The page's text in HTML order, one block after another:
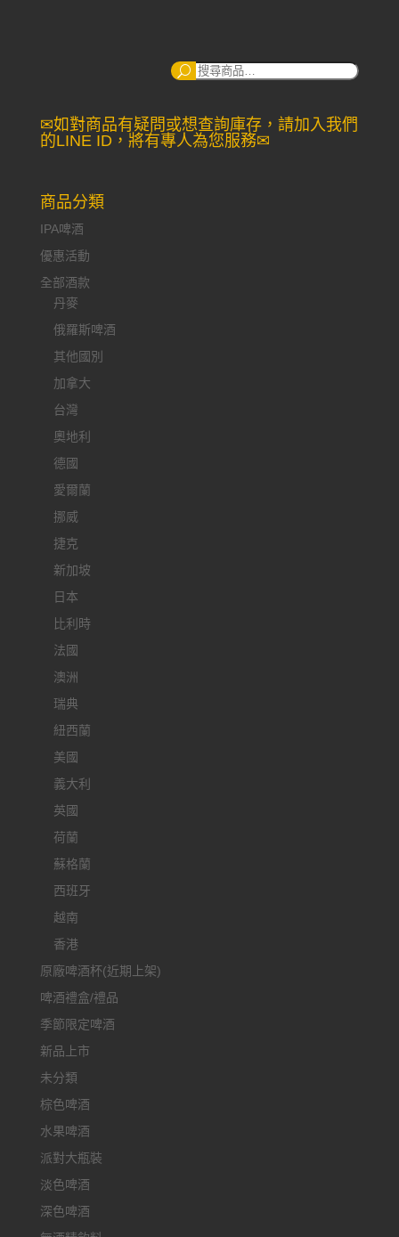
搜
✉如對商品有疑問或想查詢庫存，請加入我們
的LINE ID，將有專人為您服務✉
商品分類
IPA啤酒
優惠活動
全部酒款
丹麥
俄羅斯啤酒
其他國別
加拿大
台灣
奧地利
德國
愛爾蘭
挪威
捷克
新加坡
日本
比利時
法國
澳洲
瑞典
紐西蘭
美國
義大利
英國
荷蘭
蘇格蘭
西班牙
越南
香港
原廠啤酒杯(近期上架)
啤酒禮盒/禮品
季節限定啤酒
新品上市
未分類
棕色啤酒
水果啤酒
派對大瓶裝
淡色啤酒
深色啤酒